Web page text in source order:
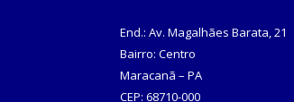
End.: Av. Magalhães Barata, 21
Bairro: Centro
Maracanã – PA
CEP: 68710-000